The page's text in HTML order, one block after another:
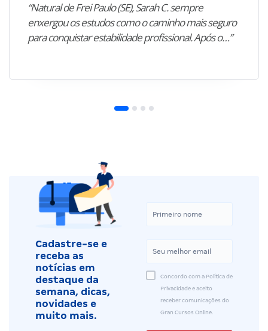
“Natural de Frei Paulo (SE), Sarah C. sempre
enxergou os estudos como o caminho mais seguro
para conquistar estabilidade profissional. Após o…”
Cadastre-se e
receba as
notícias em
destaque da
semana, dicas,
novidades e
muito mais.
Concordo com a Política de
Privacidade e aceito
receber comunicações do
Gran Cursos Online.